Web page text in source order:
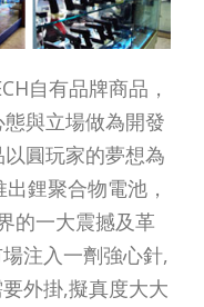
自有品牌商品，
與立場做為開發
圓玩家的夢想為
鋰聚合物電池，
的一大震撼及革
注入一劑強心針,
外掛,擬真度大大